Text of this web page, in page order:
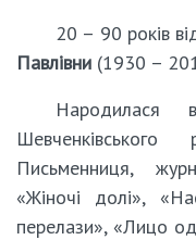
20 – 90 років
Павлівни (1930 –
Народилася
Письменниця,
«Жіночі долі»,
перелази», «Лицо